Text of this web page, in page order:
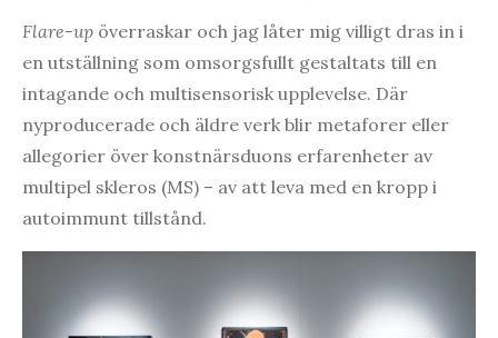
Flare-up överraskar och jag låter mig villigt dras in i
en utställning som omsorgsfullt gestaltats till en
intagande och multisensorisk upplevelse. Där
nyproducerade och äldre verk blir metaforer eller
allegorier över konstnärsduons erfarenheter av
multipel skleros (MS) – av att leva med en kropp i
autoimmunt tillstånd.